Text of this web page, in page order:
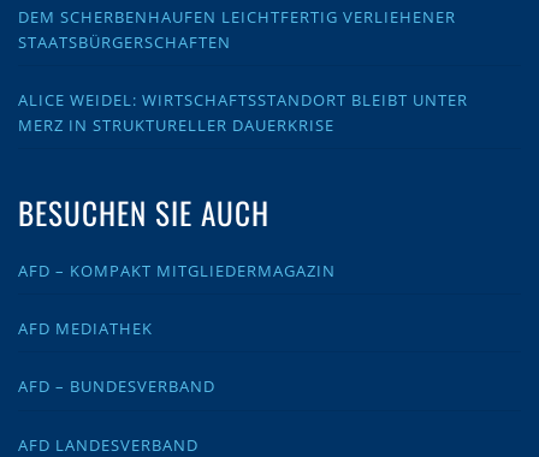
DEM SCHERBENHAUFEN LEICHTFERTIG VERLIEHENER
STAATSBÜRGERSCHAFTEN
ALICE WEIDEL: WIRTSCHAFTSSTANDORT BLEIBT UNTER
MERZ IN STRUKTURELLER DAUERKRISE
BESUCHEN SIE AUCH
AFD – KOMPAKT MITGLIEDERMAGAZIN
AFD MEDIATHEK
AFD – BUNDESVERBAND
AFD LANDESVERBAND